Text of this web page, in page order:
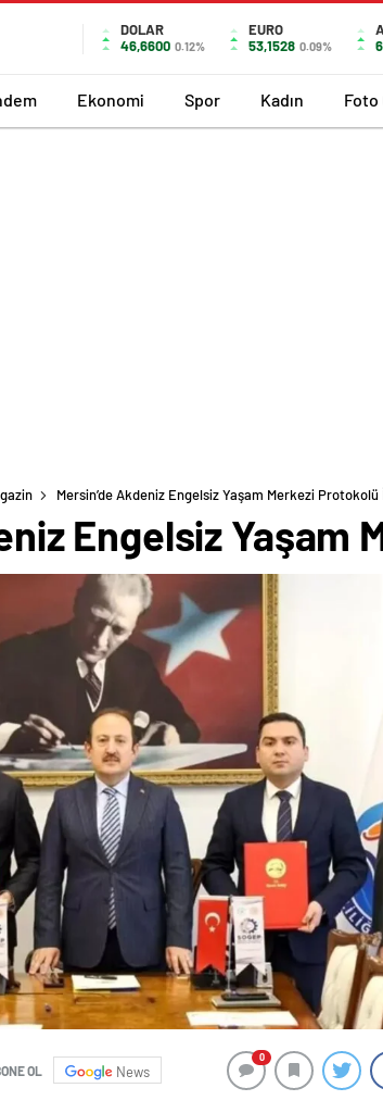
DOLAR
46,6600 0.12%
EURO
53,1528 0.09%
Ekonomi Spor Kadın Foto
Mersin’de Akdeniz Engelsiz Yaşam Merkezi Protokolü
Engelsiz Yaşam
OL News
0